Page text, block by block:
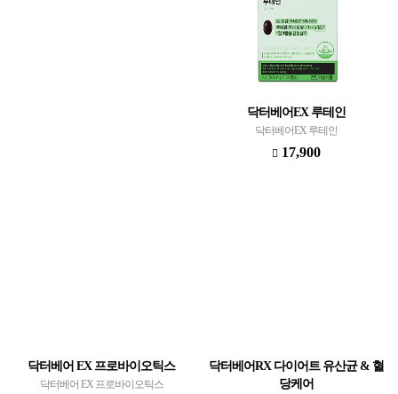
닥터베어EX 루테인
닥터베어EX 루테인
17,900
닥터베어 EX 프로바이오틱스
닥터베어 EX 프로바이오틱스
닥터베어RX 다이어트 유산균 & 혈
당케어